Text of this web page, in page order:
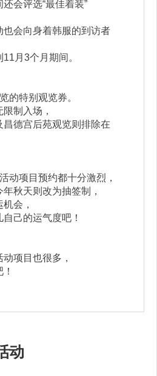
会评选“最佳着装”
也会向身着韩服的到访者
月3个月期间。
的特别观览券。
制入场，
德宫后苑观览则排除在
动项目预约都十分激烈，
秋天则改为抽签制，
会，
己的运气度吧！
项目也很多，
动